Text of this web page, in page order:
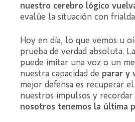
nuestro cerebro lógico
evalúe la situación con
Hoy en día, lo que vemos u
prueba de verdad absoluta.
puede imitar una voz o un
nuestra capacidad de parar y
mejor defensa es recuperar
nuestros impulsos y recordar
nosotros tenemos la última